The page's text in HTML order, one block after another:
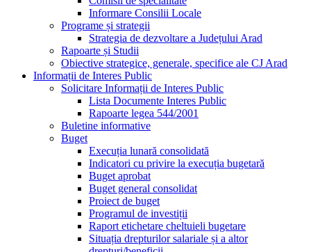
Informare Consilii Locale
Programe și strategii
Strategia de dezvoltare a Județului Arad
Rapoarte și Studii
Obiective strategice, generale, specifice ale CJ Arad
Informații de Interes Public
Solicitare Informații de Interes Public
Lista Documente Interes Public
Rapoarte legea 544/2001
Buletine informative
Buget
Execuția lunară consolidată
Indicatori cu privire la execuția bugetară
Buget aprobat
Buget general consolidat
Proiect de buget
Programul de investiții
Raport etichetare cheltuieli bugetare
Situația drepturilor salariale și a altor